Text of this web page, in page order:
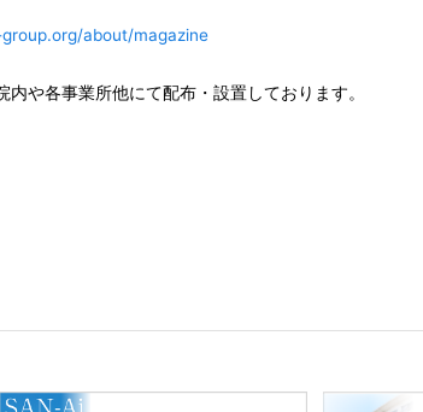
about/magazine
内や各事業所他にて配布・設置しております。